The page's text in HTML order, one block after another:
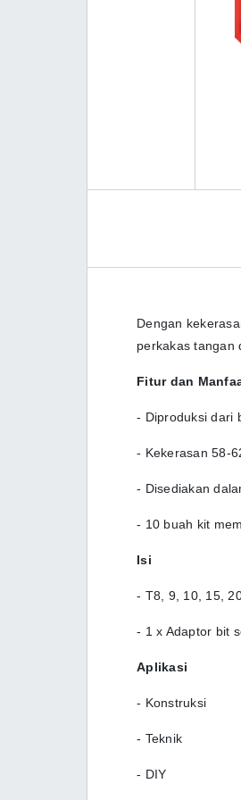
Dengan
perkakas tangan
Fitur dan
- Diproduksi dari
- Kekerasan 58-
- Disediakan
- 10 buah kit
Isi
- T8, 9, 10, 15,
- 1 x Adaptor bit
Aplikasi
- Konstruksi
- Teknik
- DIY